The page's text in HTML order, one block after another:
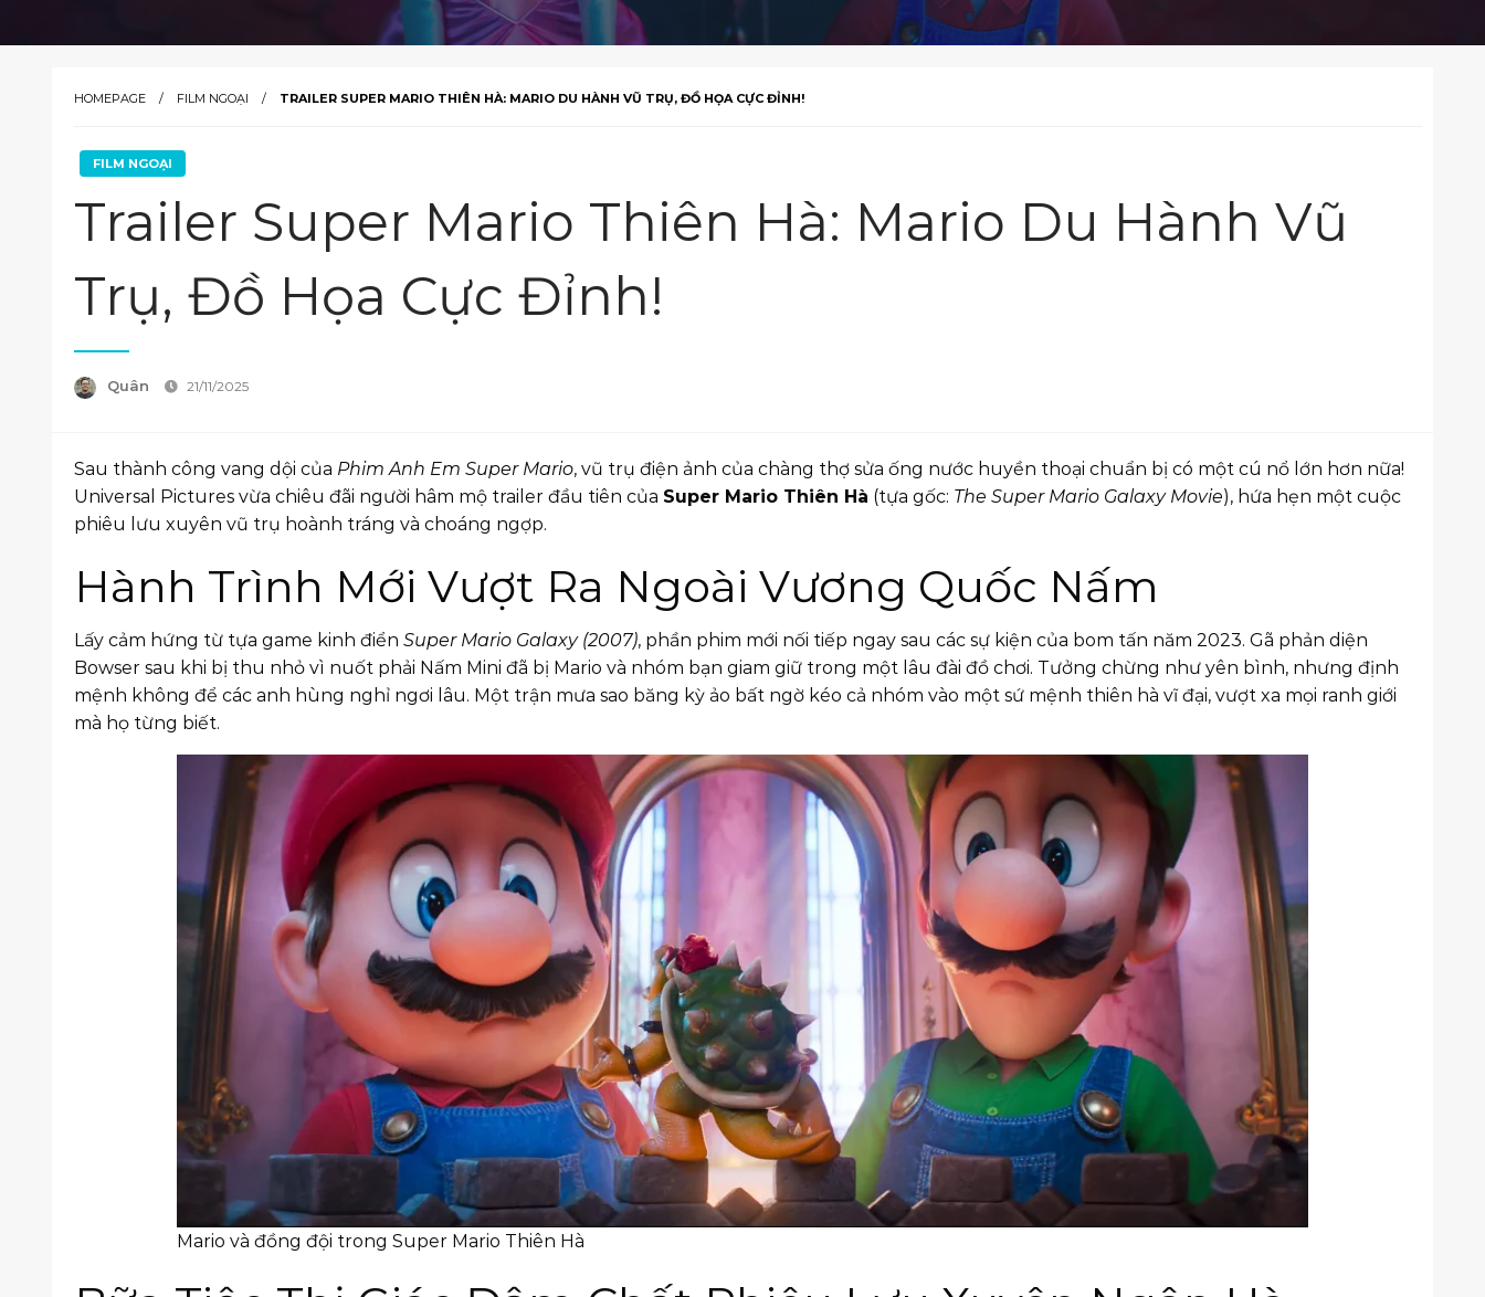
HOMEPAGE FILM NGOẠI TRAILER SUPER MARIO THIÊN HÀ: MARIO DU HÀNH VŨ TRỤ, ĐỒ HỌA CỰC ĐỈNH!
FILM NGOẠI
Trailer Super Mario Thiên Hà: Mario Du Hành Vũ
Trụ, Đồ Họa Cực Đỉnh!
Quân 21/11/2025
Sau thành công vang dội của Phim Anh Em Super Mario, vũ trụ điện ảnh của chàng thợ sửa ống nước huyền thoại chuẩn bị có một cú nổ lớn hơn nữa!
Universal Pictures vừa chiêu đãi người hâm mộ trailer đầu tiên của Super Mario Thiên Hà (tựa gốc: The Super Mario Galaxy Movie), hứa hẹn một cuộc
phiêu lưu xuyên vũ trụ hoành tráng và choáng ngợp.
Hành Trình Mới Vượt Ra Ngoài Vương Quốc Nấm
Lấy cảm hứng từ tựa game kinh điển Super Mario Galaxy (2007), phần phim mới nối tiếp ngay sau các sự kiện của bom tấn năm 2023. Gã phản diện
Bowser sau khi bị thu nhỏ vì nuốt phải Nấm Mini đã bị Mario và nhóm bạn giam giữ trong một lâu đài đồ chơi. Tưởng chừng như yên bình, nhưng định
mệnh không để các anh hùng nghỉ ngơi lâu. Một trận mưa sao băng kỳ ảo bất ngờ kéo cả nhóm vào một sứ mệnh thiên hà vĩ đại, vượt xa mọi ranh giới
mà họ từng biết.
Mario và đồng đội trong Super Mario Thiên Hà